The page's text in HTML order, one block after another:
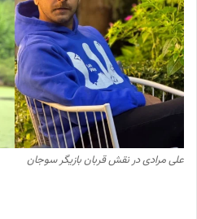
علی مرادی در نقش قربان بازیگر سوجان